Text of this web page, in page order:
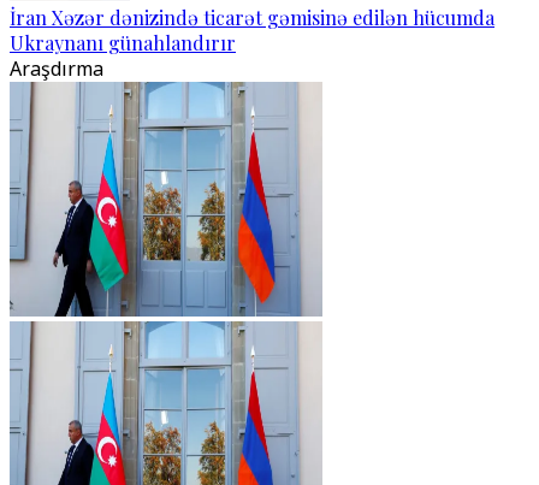
İran Xəzər dənizində ticarət gəmisinə edilən hücumda
Ukraynanı günahlandırır
Araşdırma